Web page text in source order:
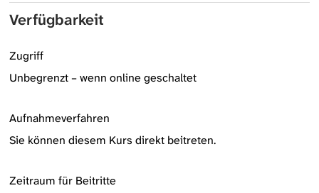
Verfügbarkeit
Zugriff
Unbegrenzt – wenn online geschaltet
Aufnahmeverfahren
Sie können diesem Kurs direkt beitreten.
Zeitraum für Beitritte